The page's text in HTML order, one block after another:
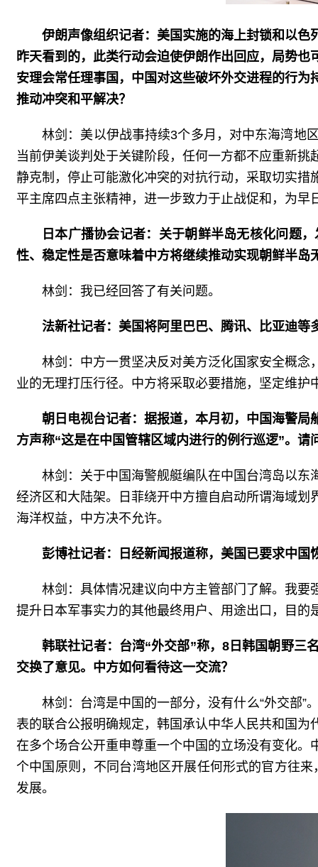
伊朗声像组织记者：美国实施的海上封锁和以
昨天看到的，此类行动会迫使伊朗作出回应，局势
安理会常任理事国，中国对这些破坏外交进程的行
推动冲突和平解决？
林剑：美以伊战事持续3个多月，对中东海湾地
当前伊美谈判处于关键阶段，任何一方都不应重新
静克制，停止可能激化冲突的对抗行动，采取切实
平主席四点主张精神，进一步致力于止战促和，为
日本广播协会记者：关于朝鲜半岛无核化问题
性、稳定性是否意味着中方将继续推动实现朝鲜半岛
林剑：我已经回答了有关问题。
法新社记者：美国将阿里巴巴、腾讯、比亚迪
林剑：中方一贯坚决反对美方泛化国家安全概
业的无理打压行径。中方将采取必要措施，坚定维护
朝日电视台记者：据报道，本月初，中国海警
方声称“这是在中国管辖区域内进行的例行巡逻”。请
林剑：关于中国海警舰艇编队在中国台湾岛以
经济区和大陆架。日菲绕开中方擅自启动所谓海域
海洋权益，中方决不允许。
彭博社记者：日经新闻报道称，美国已要求中
林剑：具体情况建议向中方主管部门了解。我
提升日本军事实力的其他最终用户、用途出口，目的
韩联社记者：台湾“外交部”称，8日韩国朝野三
交换了意见。中方如何看待这一交流？
林剑：台湾是中国的一部分，没有什么“外交部
表的联合公报明确规定，韩国承认中华人民共和国
在多个场合公开重申尊重一个中国的立场没有变化
个中国原则，不同台湾地区开展任何形式的官方往
发展。